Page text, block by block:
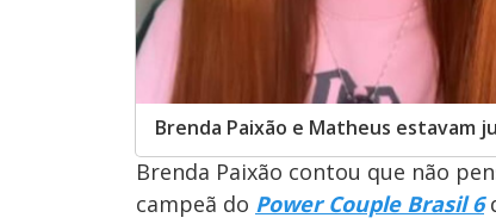
Brenda Paixão e Matheus estavam
Brenda Paixão contou que não
campeã do Power Couple Brasil 6